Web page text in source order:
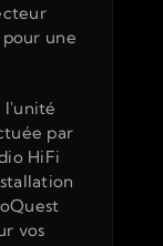
une
l'unité
par
HiFi
vos